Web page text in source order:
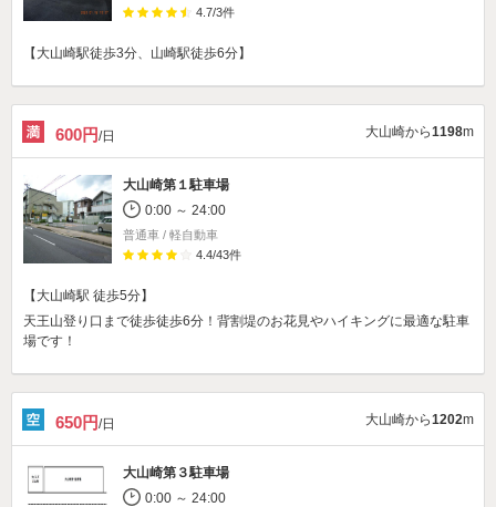
4.7/3件
【大山崎駅徒歩3分、山崎駅徒歩6分】
600円/日 大山崎から1198m
大山崎第１駐車場
0:00 ～ 24:00
普通車 / 軽自動車
4.4/43件
【大山崎駅 徒歩5分】
天王山登り口まで徒歩徒歩6分！背割堤のお花見やハイキングに最適な駐車
場です！
650円/日 大山崎から1202m
大山崎第３駐車場
0:00 ～ 24:00